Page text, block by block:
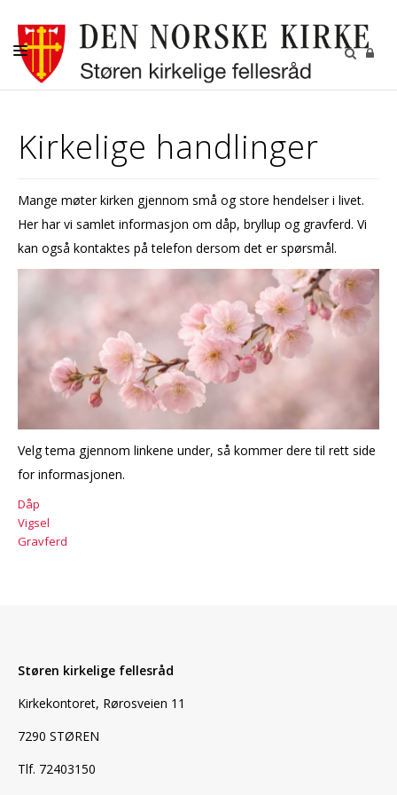
BARN-UNGDOM-KONFIRMASJON
MENIGHETSBLAD
KALENDER
Kirkelige handlinger
Mange møter kirken gjennom små og store hendelser i livet.
Her har vi samlet informasjon om dåp, bryllup og gravferd. Vi
kan også kontaktes på telefon dersom det er spørsmål.
Velg tema gjennom linkene under, så kommer dere til rett side
for informasjonen.
Dåp
Vigsel
Gravferd
Støren kirkelige fellesråd
Kirkekontoret, Rørosveien 11
7290 STØREN
Tlf. 72403150